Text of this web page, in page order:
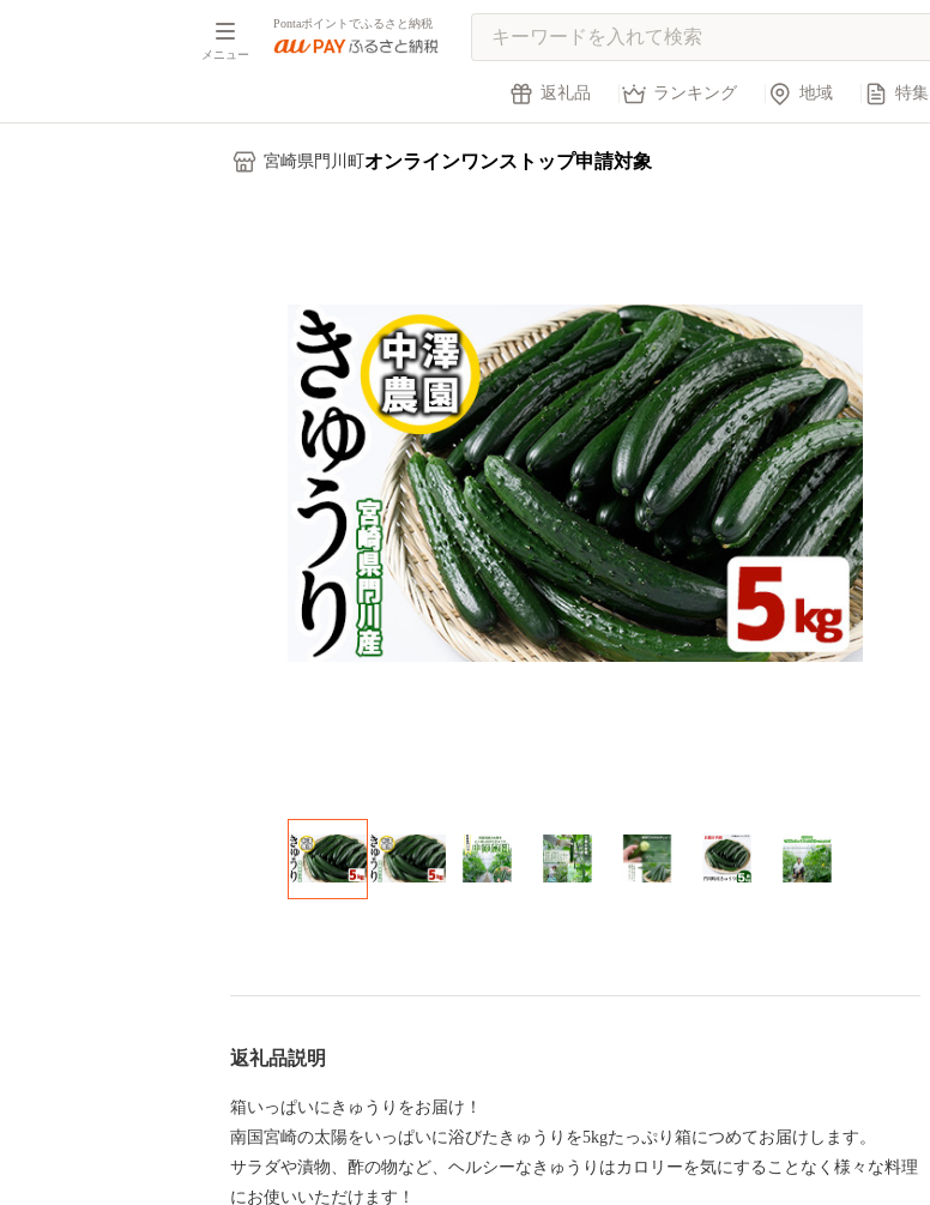
メニュー
Pontaポイントでふるさと納税
返礼品 ランキング 地域 特集
宮崎県門川町 オンラインワンストップ申請対象
返礼品説明
箱いっぱいにきゅうりをお届け！
南国宮崎の太陽をいっぱいに浴びたきゅうりを5kgたっぷり箱につめてお届けします。
サラダや漬物、酢の物など、ヘルシーなきゅうりはカロリーを気にすることなく様々な料理
にお使いいただけます！